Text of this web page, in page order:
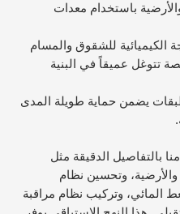
باستخدام معدات
الكيميائية للشقوق والمسام
تتوغل عميقاً في البنية
يضمن حماية طويلة المدى
بالتفاصيل الدقيقة مثل
وتحسين نظام
المائي، وتركيب نظام مراقبة